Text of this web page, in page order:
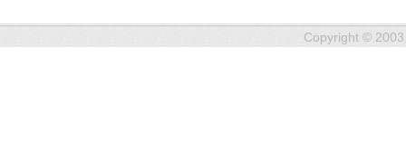
Copyright ©